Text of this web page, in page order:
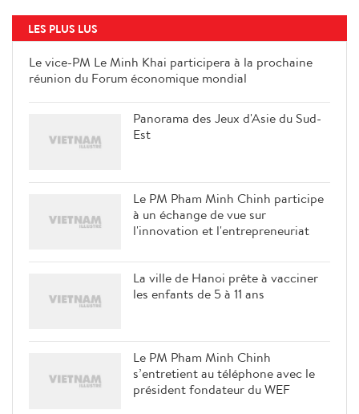
LES PLUS LUS
Le vice-PM Le Minh Khai participera à la prochaine
réunion du Forum économique mondial
Panorama des Jeux d'Asie du Sud-
Est
Le PM Pham Minh Chinh participe
à un échange de vue sur
l'innovation et l'entrepreneuriat
La ville de Hanoi prête à vacciner
les enfants de 5 à 11 ans
Le PM Pham Minh Chinh
s’entretient au téléphone avec le
président fondateur du WEF